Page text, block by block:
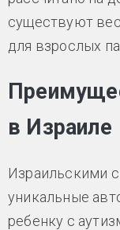
существуют
для взрослых
в Израиле
Израильскими
уникальные
ребенку с